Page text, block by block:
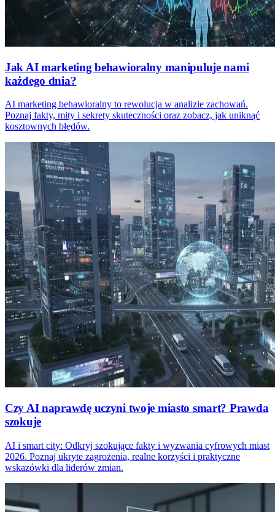
Jak AI marketing behawioralny manipuluje nami
każdego dnia?
AI marketing behawioralny to rewolucja w analizie zachowań.
Poznaj fakty, mity i sekrety skuteczności oraz zobacz, jak uniknąć
kosztownych błędów.
Czy AI naprawdę uczyni twoje miasto smart? Prawda
szokuje
AI i smart city: Odkryj szokujące fakty i wyzwania cyfrowych miast
2026. Poznaj ukryte zagrożenia, realne korzyści i praktyczne
wskazówki dla liderów zmian.